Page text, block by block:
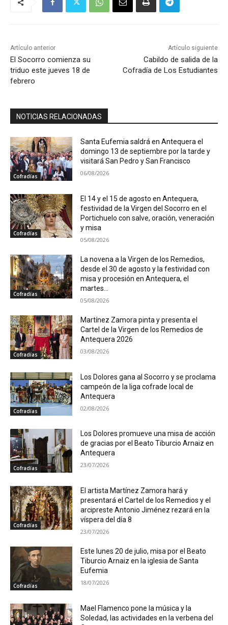
Artículo anterior
El Socorro comienza su
triduo este jueves 18 de
febrero
Artículo siguiente
Cabildo de salida de la
Cofradía de Los Estudiantes
NOTICIAS RELACIONADAS
Cofradías
Santa Eufemia saldrá en Antequera el
domingo 13 de septiembre por la tarde y
visitará San Pedro y San Francisco
06/08/2026
Cofradías
El 14 y el 15 de agosto en Antequera,
festividad de la Virgen del Socorro en el
Portichuelo con salve, oración, veneración
y misa
05/08/2026
Cofradías
La novena a la Virgen de los Remedios,
desde el 30 de agosto y la festividad con
misa y procesión en Antequera, el
martes...
05/08/2026
Cofradías
Martínez Zamora pinta y presenta el
Cartel de la Virgen de los Remedios de
Antequera 2026
03/08/2026
Cofradías
Los Dolores gana al Socorro y se proclama
campeón de la liga cofrade local de
Antequera
02/08/2026
Cofradías
Los Dolores promueve una misa de acción
de gracias por el Beato Tiburcio Arnaiz en
Antequera
23/07/2026
Cofradías
El artista Martínez Zamora hará y
presentará el Cartel de los Remedios y el
arcipreste Antonio Jiménez rezará en la
víspera del día 8
23/07/2026
Cofradías
Este lunes 20 de julio, misa por el Beato
Tiburcio Arnaiz en la iglesia de Santa
Eufemia
18/07/2026
Mael Flamenco pone la música y la
Soledad, las actividades en la verbena del